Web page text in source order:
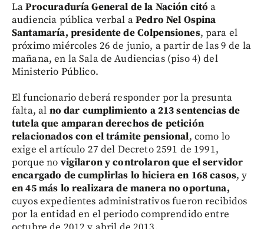
LaProcuraduría General de la Nación citó a
audiencia pública verbal aPedro Nel Ospina
Santamaría, presidente de Colpensiones, para el
próximo miércoles 26 de junio, a partir de las 9 de la
mañana, en la Sala de Audiencias (piso 4) del
Ministerio Público.
El funcionario deberá responder por la presunta
falta, al no dar cumplimiento a 213 sentencias de
tutela que amparan derechos de petición
relacionados con el trámite pensional, como lo
exige el artículo 27 del Decreto 2591 de 1991,
porque no vigilaron y controlaron que el servidor
encargado de cumplirlas lo hiciera en 168 casos, y
en 45 más lo realizara de manera no oportuna,
cuyos expedientes administrativos fueron recibidos
por la entidad en el periodo comprendido entre